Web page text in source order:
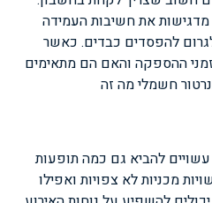
מדגישות את חשיבות העמידה
להפסדים כבדים. כאשר
ההספקה והאם הם מתאימים
חשמלי מה זה
עשויים להביא גם כמה תופעות
מכניות לא צפויות ואפילו